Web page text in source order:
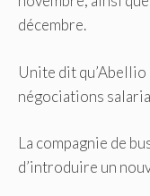
décembre.
Unite dit qu’Abellio
négociations
La compagnie de
d’introduire un